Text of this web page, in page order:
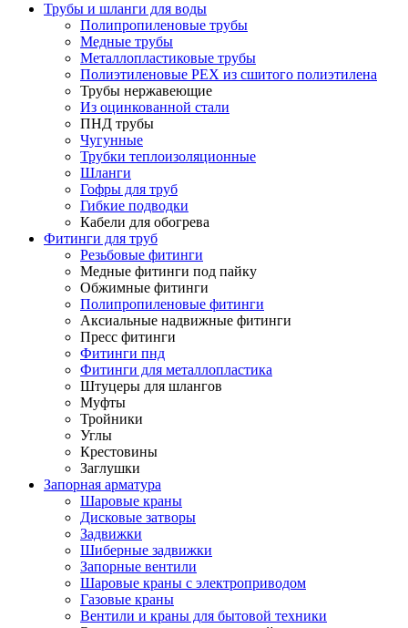
Трубы и шланги для воды
Полипропиленовые трубы
Медные трубы
Металлопластиковые трубы
Полиэтиленовые PEX из сшитого полиэтилена
Трубы нержавеющие
Из оцинкованной стали
ПНД трубы
Чугунные
Трубки теплоизоляционные
Шланги
Гофры для труб
Гибкие подводки
Кабели для обогрева
Фитинги для труб
Резьбовые фитинги
Медные фитинги под пайку
Обжимные фитинги
Полипропиленовые фитинги
Аксиальные надвижные фитинги
Пресс фитинги
Фитинги пнд
Фитинги для металлопластика
Штуцеры для шлангов
Муфты
Тройники
Углы
Крестовины
Заглушки
Запорная арматура
Шаровые краны
Дисковые затворы
Задвижки
Шиберные задвижки
Запорные вентили
Шаровые краны с электроприводом
Газовые краны
Вентили и краны для бытовой техники